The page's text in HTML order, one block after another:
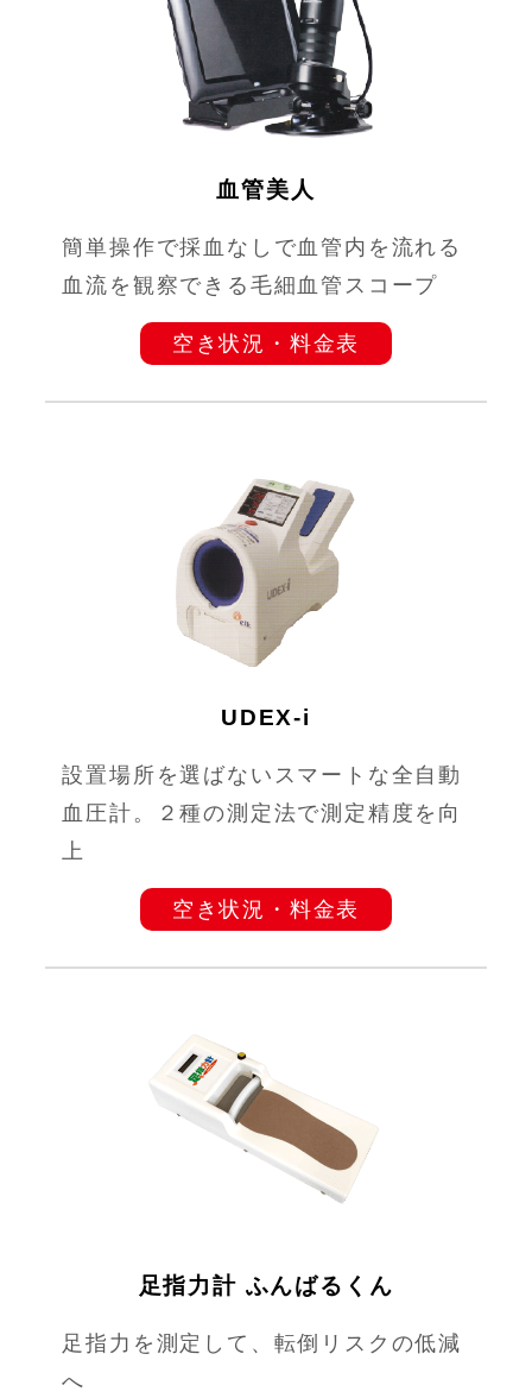
血管美人
簡単操作で採血なしで血管内を流れる
血流を観察できる毛細血管スコープ
空き状況・料金表
UDEX-i
設置場所を選ばないスマートな全自動
血圧計。２種の測定法で測定精度を向
上
空き状況・料金表
足指力計 ふんばるくん
足指力を測定して、転倒リスクの低減
へ